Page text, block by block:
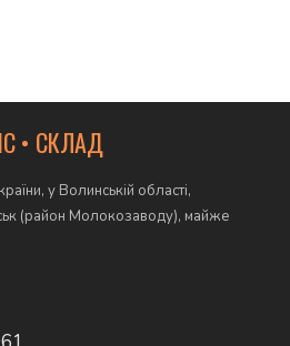
• СКЛАД
у Волинській області,
(район Молокозаводу), майже